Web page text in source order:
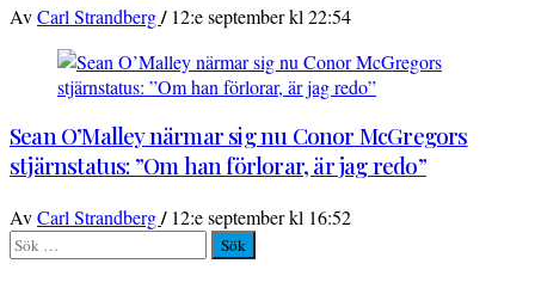
AvCarl Strandberg/ 12:e september kl 22:54
Sean O’Malley närmar sig nu Conor McGregors
stjärnstatus: ”Om han förlorar, är jag redo”
AvCarl Strandberg/ 12:e september kl 16:52
Sök
efter: